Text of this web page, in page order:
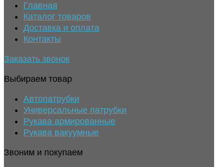
Главная
Каталог товаров
Доставка и оплата
Контакты
Заказать звонок
Выбираем товар
Автопатрубки
Универсальные патрубки
Рукава армированные
Рукава вакуумные
Звоним и покупаем